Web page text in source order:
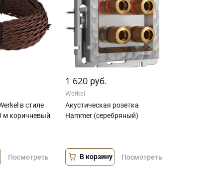
в стиле
м коричневый
Посмотреть
1 620 руб.
Werkel
Акустическая розетка
Hammer (серебряный)
В корзину Посмотреть